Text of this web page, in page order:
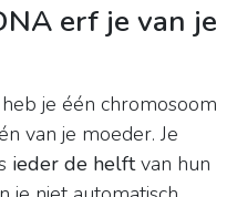
erf je van je
je één chromosoom
van je moeder. Je
ieder de helftvan hun